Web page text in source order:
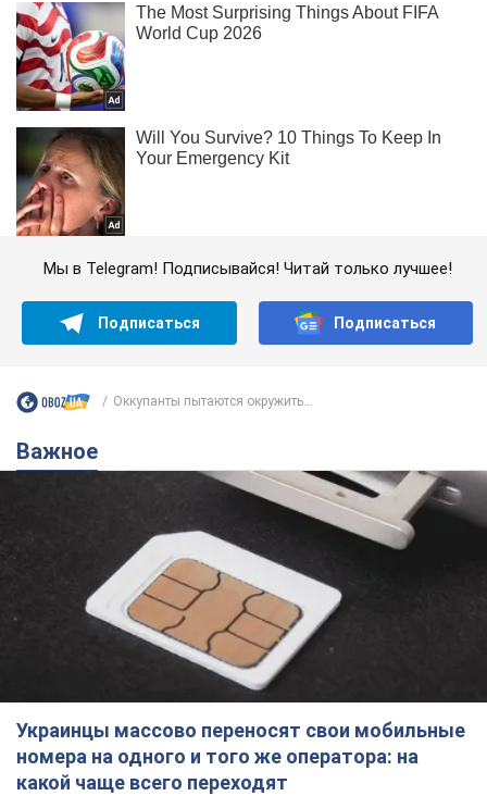
Мы в Telegram! Подписывайся! Читай только лучшее!
Подписаться Подписаться
Оккупанты пытаются окружить...
Важное
Украинцы массово переносят свои мобильные
номера на одного и того же оператора: на
какой чаще всего переходят